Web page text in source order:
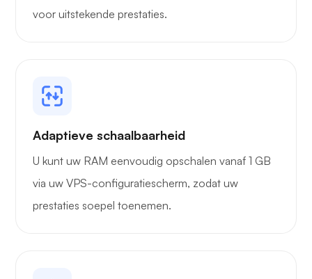
voor uitstekende prestaties.
Adaptieve schaalbaarheid
U kunt uw RAM eenvoudig opschalen vanaf 1 GB
via uw VPS-configuratiescherm, zodat uw
prestaties soepel toenemen.